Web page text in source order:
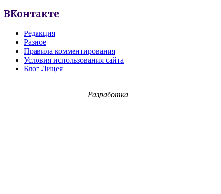
ВКонтакте
Редакция
Разное
Правила комментирования
Условия использования сайта
Блог Лицея
Разработка